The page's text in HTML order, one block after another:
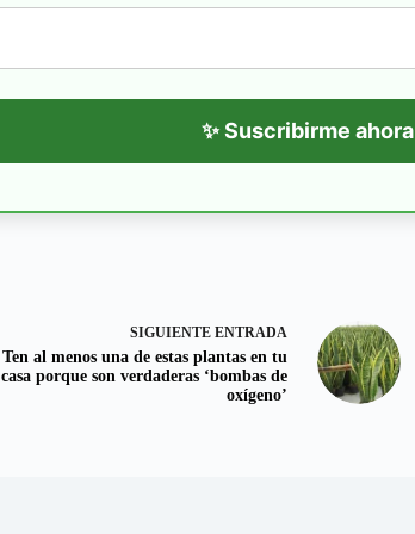
✨ Suscribirme ahora
SIGUIENTE ENTRADA
Ten al menos una de estas plantas en tu
casa porque son verdaderas ‘bombas de
oxígeno’